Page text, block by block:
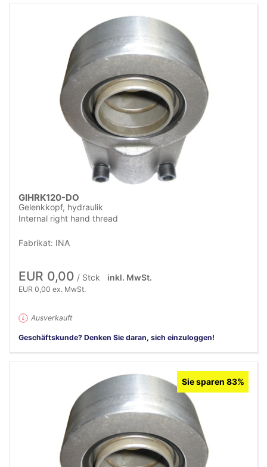
GIHRK120-DO
Gelenkkopf, hydraulik
Internal right hand thread
Fabrikat: INA
EUR 0,00 / Stck inkl. MwSt.
EUR 0,00 ex. MwSt.
Ausverkauft
Geschäftskunde? Denken Sie daran, sich einzuloggen!
Sie sparen 83%